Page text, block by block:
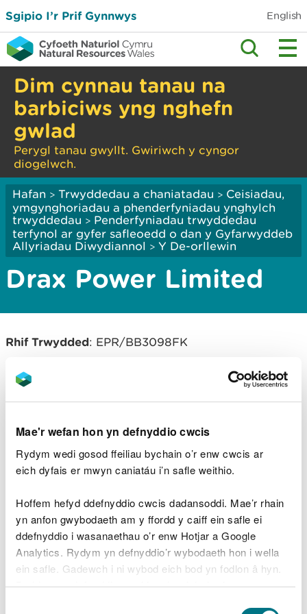
Mae'r wefan hon yn defnyddio cwcis
Rydym wedi gosod ffeiliau bychain o’r enw cwcis ar
eich dyfais er mwyn caniatáu i’n safle weithio.
Hoffem hefyd ddefnyddio cwcis dadansoddi. Mae’r rhain
yn anfon gwybodaeth am y ffordd y caiff ein safle ei
ddefnyddio i wasanaethau o’r enw Hotjar a Google
Analytics. Rydym yn defnyddio’r wybodaeth hon i wella
ein safle. Gadewch i ni wybod eich bod yn fodlon â hyn.
Byddwn yn defnyddio cwci i gadw eich dewis.
Sgipio I’r Prif Gynnwys English
Dim cynnau tanau na
barbiciws yng nghefn
gwlad
Perygl tanau gwyllt. Gwiriwch y cyngor
diogelwch.
Hafan > Trwyddedau a chaniatadau > Ceisiadau,
ymgynghoriadau a phenderfyniadau ynghylch
trwyddedau > Penderfyniadau trwyddedau
terfynol ar gyfer safleoedd o dan y Gyfarwyddeb
Allyriadau Diwydiannol > Y De-orllewin
Drax Power Limited
Rhif Trwydded: EPR/BB3098FK
Gweithredwr
Lawrlwythiadau dogfennau
cysylltiedig
unig - English only PDF [615.6 KB]
EPR/BB3098FK decision document.
Saesneg yn unig - English only PDF
[881.1 KB]